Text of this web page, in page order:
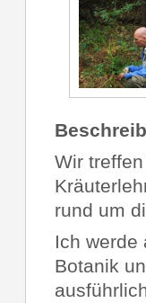
Wir
rund um
Ich werde
Botanik